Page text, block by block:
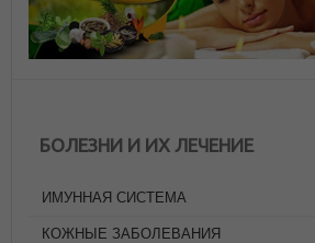
БОЛЕЗНИ И ИХ ЛЕЧЕНИЕ
ИМУННАЯ СИСТЕМА
КОЖНЫЕ ЗАБОЛЕВАНИЯ